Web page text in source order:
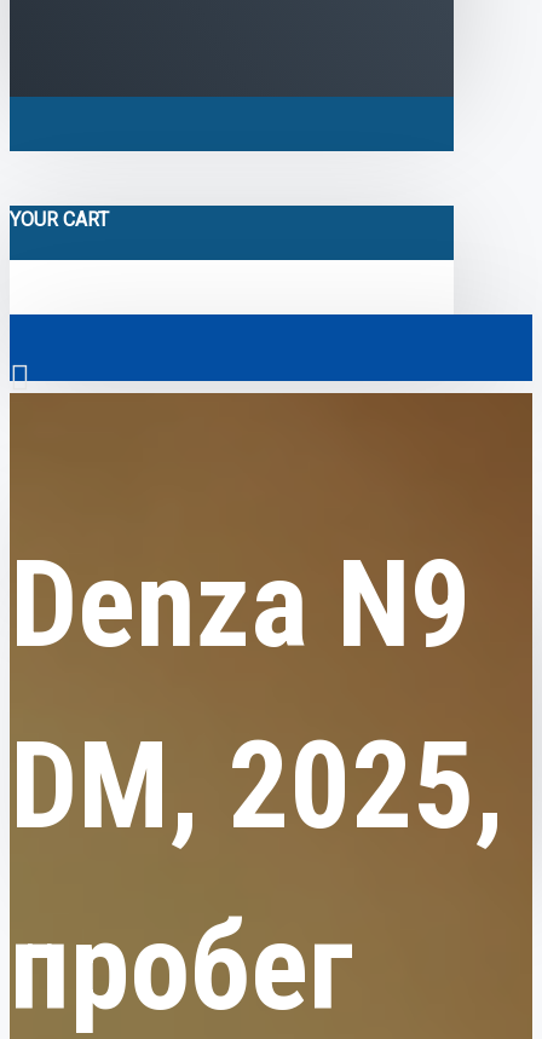
YOUR CART
Электромобили
Авто с пробегом
Аксессуары
Ваш кошик порожній!
Denza N9
DM, 2025,
пробег